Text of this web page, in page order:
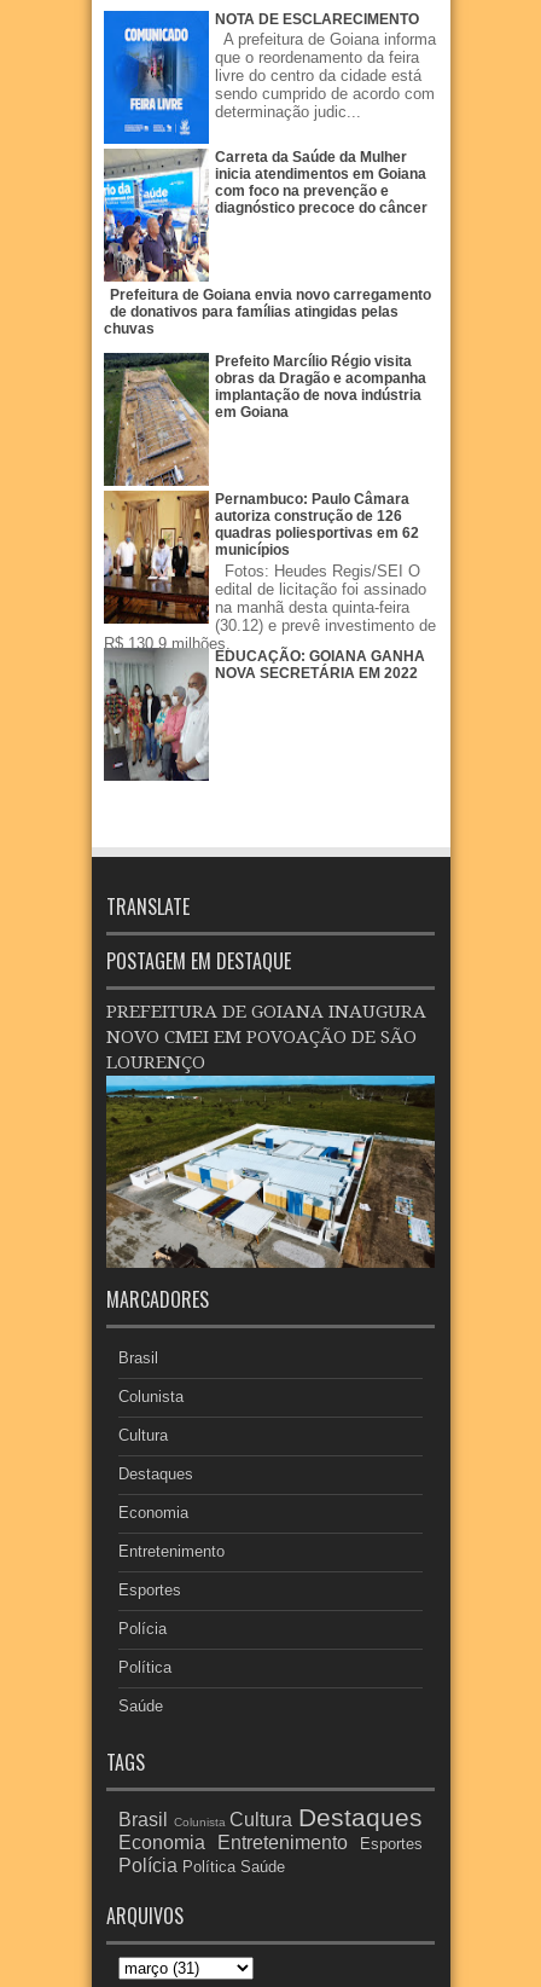
NOTA DE ESCLARECIMENTO
A prefeitura de Goiana informa
que o reordenamento da feira
livre do centro da cidade está
sendo cumprido de acordo com
determinação judic...
Carreta da Saúde da Mulher
inicia atendimentos em Goiana
com foco na prevenção e
diagnóstico precoce do câncer
Prefeitura de Goiana envia novo carregamento
de donativos para famílias atingidas pelas
chuvas
Prefeito Marcílio Régio visita
obras da Dragão e acompanha
implantação de nova indústria
em Goiana
Pernambuco: Paulo Câmara
autoriza construção de 126
quadras poliesportivas em 62
municípios
Fotos: Heudes Regis/SEI O
edital de licitação foi assinado
na manhã desta quinta-feira
(30.12) e prevê investimento de
R$ 130,9 milhões.
EDUCAÇÃO: GOIANA GANHA
NOVA SECRETÁRIA EM 2022
TRANSLATE
POSTAGEM EM DESTAQUE
PREFEITURA DE GOIANA INAUGURA
NOVO CMEI EM POVOAÇÃO DE SÃO
LOURENÇO
MARCADORES
Brasil
Colunista
Cultura
Destaques
Economia
Entretenimento
Esportes
Polícia
Política
Saúde
TAGS
Brasil Colunista Cultura Destaques
Economia Entretenimento Esportes
Polícia Política Saúde
ARQUIVOS